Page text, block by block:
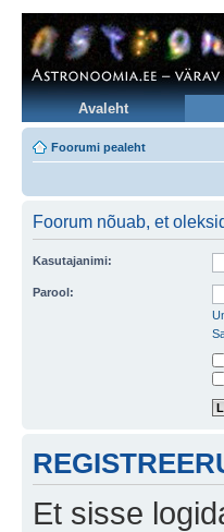
Avaleht
Foorumi pealeht
Foorum nõuab, et
Kasutajanimi:
Parool:
Et sisse